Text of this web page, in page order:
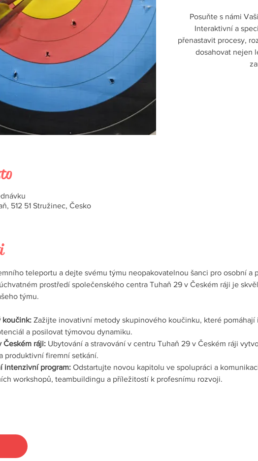
Posuňte s námi
Interaktivní a
přenastavit procesy,
dosahovat nejen
512 51 Stružinec, Česko
teleportu a dejte svému týmu neopakovatelnou šanci pro osobní a
prostředí společenského centra Tuhaň 29 v Českém ráji je
týmu.
koučink: Zažijte inovativní metody skupinového koučinku, které pomáhají
a posilovat týmovou dynamiku.
Českém ráji: Ubytování a stravování v centru Tuhaň 29 v Českém ráji
produktivní firemní setkání.
intenzivní program: Odstartujte novou kapitolu ve spolupráci a
workshopů, teambuildingu a příležitostí k profesnímu rozvoji.